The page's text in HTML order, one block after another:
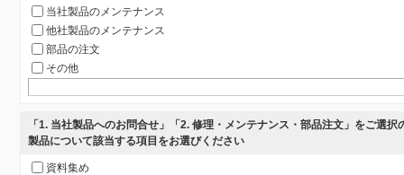
当社製品のメンテナンス
他社製品のメンテナンス
部品の注文
その他
「1. 当社製品へのお問合せ」「2. 修理・メンテナンス・部品注文」をご選
製品について該当する項目をお選びください
資料集め